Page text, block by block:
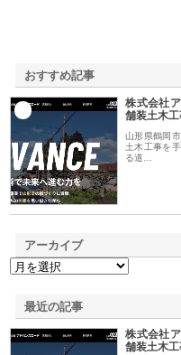
おすすめ記事
株式会社
舗装土木
山形県鶴岡
土木工事を
る道…
アーカイブ
最近の記事
株式会社
舗装土木